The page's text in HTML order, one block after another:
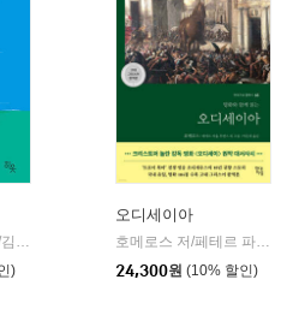
프리드리히 니체 저/김철 편역
)
오디세이아
호메로스 저/페테르 파울 루벤스 그림/박문재 역
24,300원 (10% 할인)